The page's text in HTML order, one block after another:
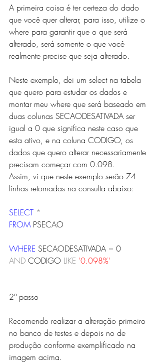
A primeira coisa é ter certeza do dado
que você quer alterar, para isso, utilize o
where para garantir que o que será
alterado, será somente o que você
realmente precise que seja alterado.
Neste exemplo, dei um select na tabela
que quero para estudar os dados e
montar meu where que será baseado em
duas colunas SECAODESATIVADA ser
igual a 0 que significa neste caso que
esta ativo, e na coluna CODIGO, os
dados que quero alterar necessariamente
precisam começar com 0.098.
Assim, vi que neste exemplo serão 74
linhas retornadas na consulta abaixo:
SELECT *
FROM PSECAO
WHERE SECAODESATIVADA = 0
AND CODIGO LIKE '0.098%'
2º passo
Recomendo realizar a alteração primeiro
no banco de testes e depois no de
produção conforme exemplificado na
imagem acima.